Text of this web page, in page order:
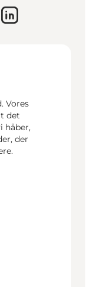
Vores
det
håber,
der